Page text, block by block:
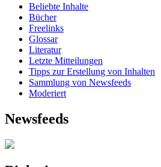
Beliebte Inhalte
Bücher
Freelinks
Glossar
Literatur
Letzte Mitteilungen
Tipps zur Erstellung von Inhalten
Sammlung von Newsfeeds
Moderiert
Newsfeeds